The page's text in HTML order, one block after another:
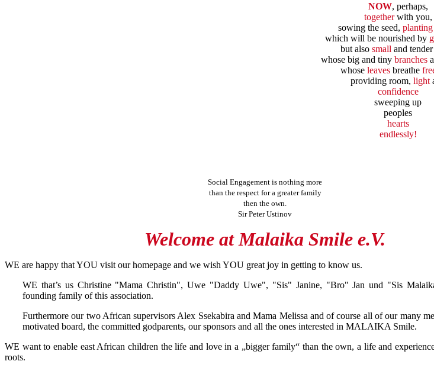
NOW, perhaps,
togetherwith you,
sowing the seed, planting
which will be nourished by
but also small and tender
whose big and tiny branches
whose leaves breathe
providing room, light
confidence
sweeping up
peoples
hearts
endlessly!
Social Engagement is nothing more
than the respect for a greater family
then the own.
Sir Peter Ustinov
Welcome atMalaika Smile e.V.
WE are happy that YOU visit our homepage and we wish YOU great joy in getting to know us.
WE that’s us Christine "Mama Christin", Uwe "Daddy Uwe", "Sis" Janine, "Bro" Jan und "Sis
founding family of this association.
Furthermore our two African supervisors Alex Ssekabira and Mama Melissa and of course all of our many
motivated board, the committed godparents, our sponsors and all the ones interested in MALAIKA Smile.
WE want to enable east African children the life and love in a „bigger family“ than the own, a life and
roots.